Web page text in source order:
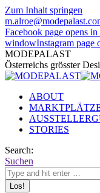
Zum Inhalt springen
Facebook page opens
windowInstagram page
MODEPALAST
Österreichs grösster
ABOUT
STORIES
Search:
Suchen